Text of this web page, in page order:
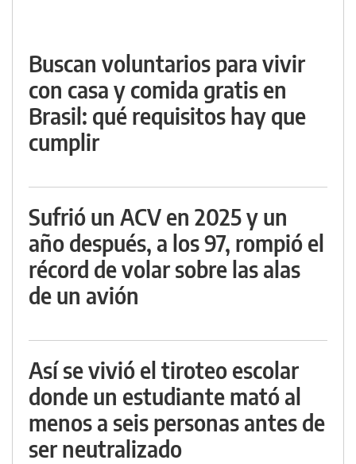
Buscan voluntarios para vivir
con casa y comida gratis en
Brasil: qué requisitos hay que
cumplir
Sufrió un ACV en 2025 y un
año después, a los 97, rompió el
récord de volar sobre las alas
de un avión
Así se vivió el tiroteo escolar
donde un estudiante mató al
menos a seis personas antes de
ser neutralizado